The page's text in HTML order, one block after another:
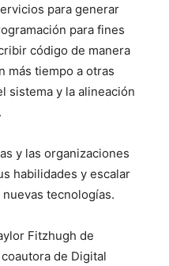
para generar
para fines
código de manera
más tiempo a otras
sistema y la alineación
y las organizaciones
habilidades y escalar
tecnologías.
Fitzhugh de
de Digital